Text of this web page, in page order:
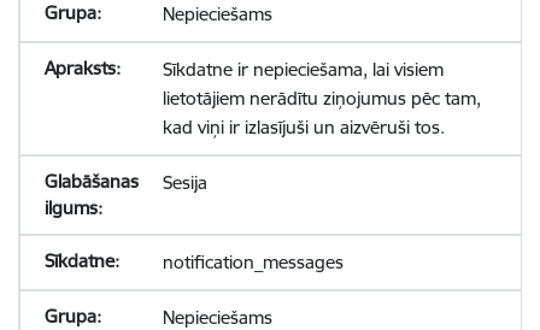
Nepieciešams
Sīkdatne ir nepieciešama, lai visiem
lietotājiem nerādītu ziņojumus pēc tam,
kad viņi ir izlasījuši un aizvēruši tos.
Sesija
notification_messages
Nepieciešams